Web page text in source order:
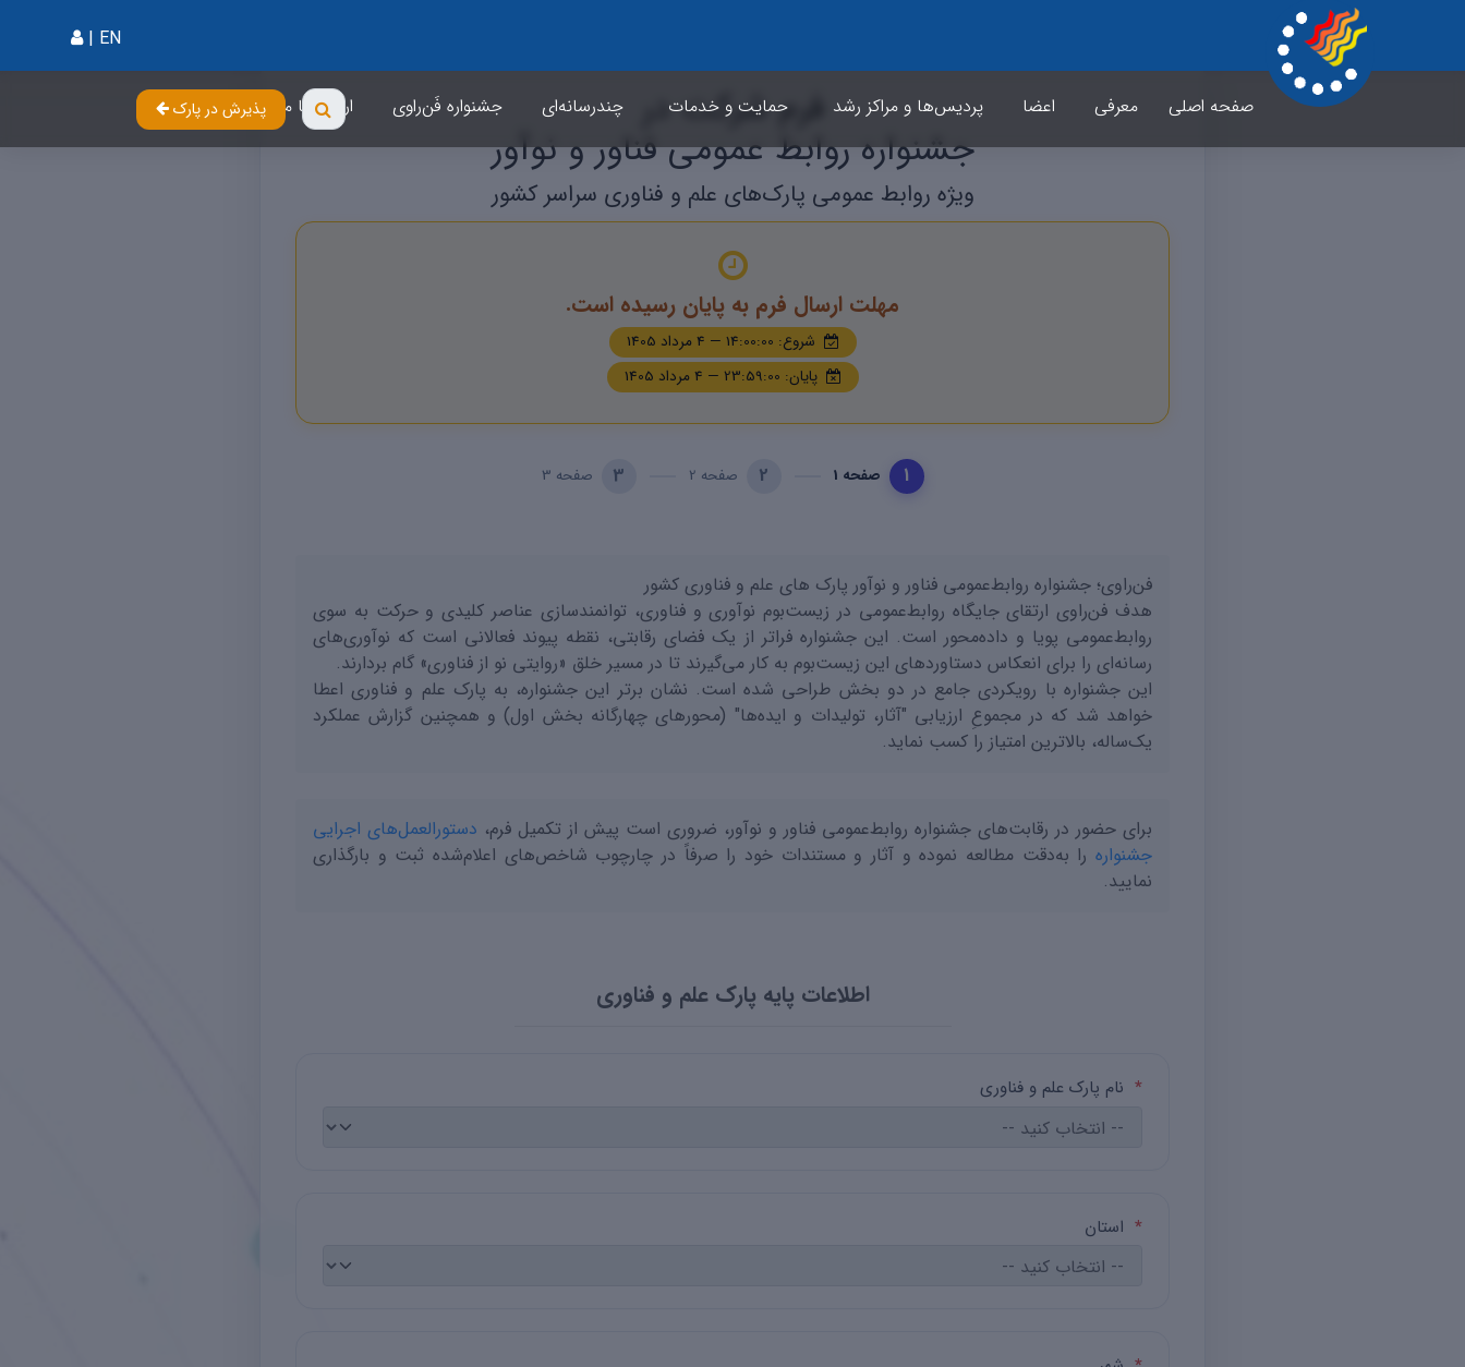
EN
|
صفحه اصلی معرفی اعضا پردیس‌ها و مراکز رشد حمایت و خدمات چندرسانه‌ای جشنواره فَن‌راوی ارتباط با ما پذیرش در پارک فرم شرکت در
جشنواره روابط عمومی فناور و نوآور
ویژه روابط عمومی پارک‌های علم و فناوری سراسر کشور
مهلت ارسال فرم به پایان رسیده است.
شروع: 14:00:00 — 4 مرداد 1405
پایان: 23:59:00 — 4 مرداد 1405
1 صفحه 1 2 صفحه 2 3 صفحه 3
فن‌راوی؛ جشنواره روابط‌عمومی فناور و نوآور پارک های علم و فناوری کشور
هدف فن‌راوی ارتقای جایگاه روابط‌عمومی در زیست‌بوم نوآوری و فناوری، توانمندسازی عناصر کلیدی و حرکت به سوی
روابط‌عمومی پویا و داده‌محور است. این جشنواره فراتر از یک فضای رقابتی، نقطه پیوند فعالانی است که نوآوری‌های
رسانه‌ای را برای انعکاس دستاوردهای این زیست‌بوم به کار می‌گیرند تا در مسیر خلق «روایتی نو از فناوری» گام بردارند.
این جشنواره با رویکردی جامع در دو بخش طراحی شده است. نشان برتر این جشنواره، به پارک علم و فناوری اعطا
خواهد شد که در مجموعِ ارزیابی "آثار، تولیدات و ایده‌ها" (محورهای چهارگانه بخش اول) و همچنین گزارش عملکرد
یک‌ساله، بالاترین امتیاز را کسب نماید.
برای حضور در رقابت‌های جشنواره روابط‌عمومی فناور و نوآور، ضروری است پیش از تکمیل فرم، دستورالعمل‌های اجرایی
جشنواره را به‌دقت مطالعه نموده و آثار و مستندات خود را صرفاً در چارچوب شاخص‌های اعلام‌شده ثبت و بارگذاری
نمایید.
اطلاعات پایه پارک علم و فناوری
* نام پارک علم و فناوری
* استان